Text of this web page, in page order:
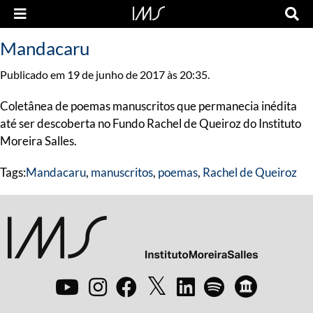
Mandacaru
Publicado em 19 de junho de 2017 às 20:35.
Coletânea de poemas manuscritos que permanecia inédita
até ser descoberta no Fundo Rachel de Queiroz do Instituto
Moreira Salles.
Tags:Mandacaru, manuscritos, poemas, Rachel de Queiroz